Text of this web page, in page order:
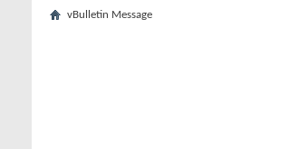
vBulletin Message